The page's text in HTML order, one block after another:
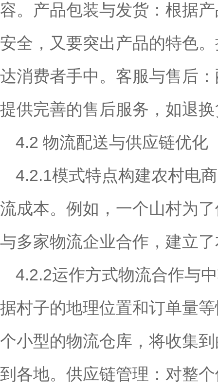
容。产品包装与发货：根据
安全，又要突出产品的特色
达消费者手中。客服与售后
提供完善的售后服务，如退
4.2 物流配送与供应链优化
4.2.1模式特点构建农村电
流成本。例如，一个山村为
与多家物流企业合作，建立
4.2.2运作方式物流合作与
据村子的地理位置和订单量
个小型的物流仓库，将收集
到各地。供应链管理：对整